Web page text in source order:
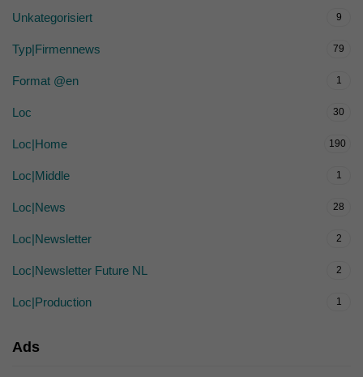
Unkategorisiert 9
Typ|Firmennews 79
Format @en 1
Loc 30
Loc|Home 190
Loc|Middle 1
Loc|News 28
Loc|Newsletter 2
Loc|Newsletter Future NL 2
Loc|Production 1
Ads